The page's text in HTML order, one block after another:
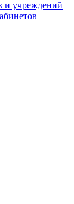
и учреждений